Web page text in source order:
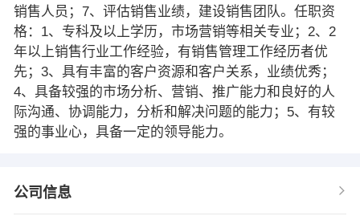
销售人员；7、评估销售业绩，建设销售团队。任职资
格：1、专科及以上学历，市场营销等相关专业；2、2
年以上销售行业工作经验，有销售管理工作经历者优
先；3、具有丰富的客户资源和客户关系，业绩优秀；
4、具备较强的市场分析、营销、推广能力和良好的人
际沟通、协调能力，分析和解决问题的能力；5、有较
强的事业心，具备一定的领导能力。
公司信息